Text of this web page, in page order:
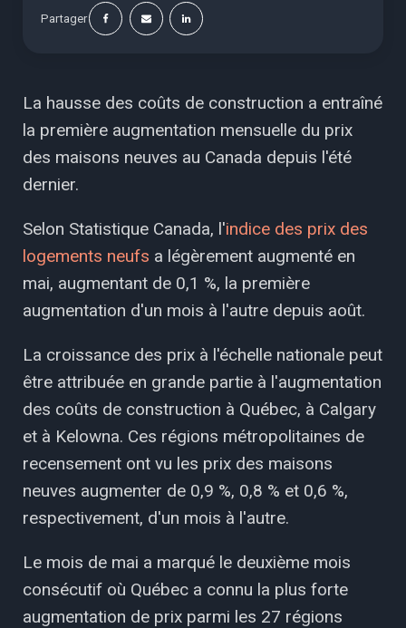
Partager
La hausse des coûts de construction a entraîné
la première augmentation mensuelle du prix
des maisons neuves au Canada depuis l'été
dernier.
Selon Statistique Canada, l'indice des prix des
logements neufs a légèrement augmenté en
mai, augmentant de 0,1 %, la première
augmentation d'un mois à l'autre depuis août.
La croissance des prix à l'échelle nationale peut
être attribuée en grande partie à l'augmentation
des coûts de construction à Québec, à Calgary
et à Kelowna. Ces régions métropolitaines de
recensement ont vu les prix des maisons
neuves augmenter de 0,9 %, 0,8 % et 0,6 %,
respectivement, d'un mois à l'autre.
Le mois de mai a marqué le deuxième mois
consécutif où Québec a connu la plus forte
augmentation de prix parmi les 27 régions